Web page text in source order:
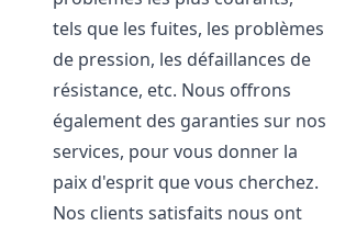
tels que les fuites, les problèmes
de pression, les défaillances de
résistance, etc. Nous offrons
également des garanties sur nos
services, pour vous donner la
paix d'esprit que vous cherchez.
Nos clients satisfaits nous ont